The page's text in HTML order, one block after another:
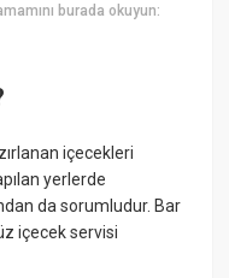
burada okuyun:
içecekleri
yerlerde
da sorumludur. Bar
içecek servisi